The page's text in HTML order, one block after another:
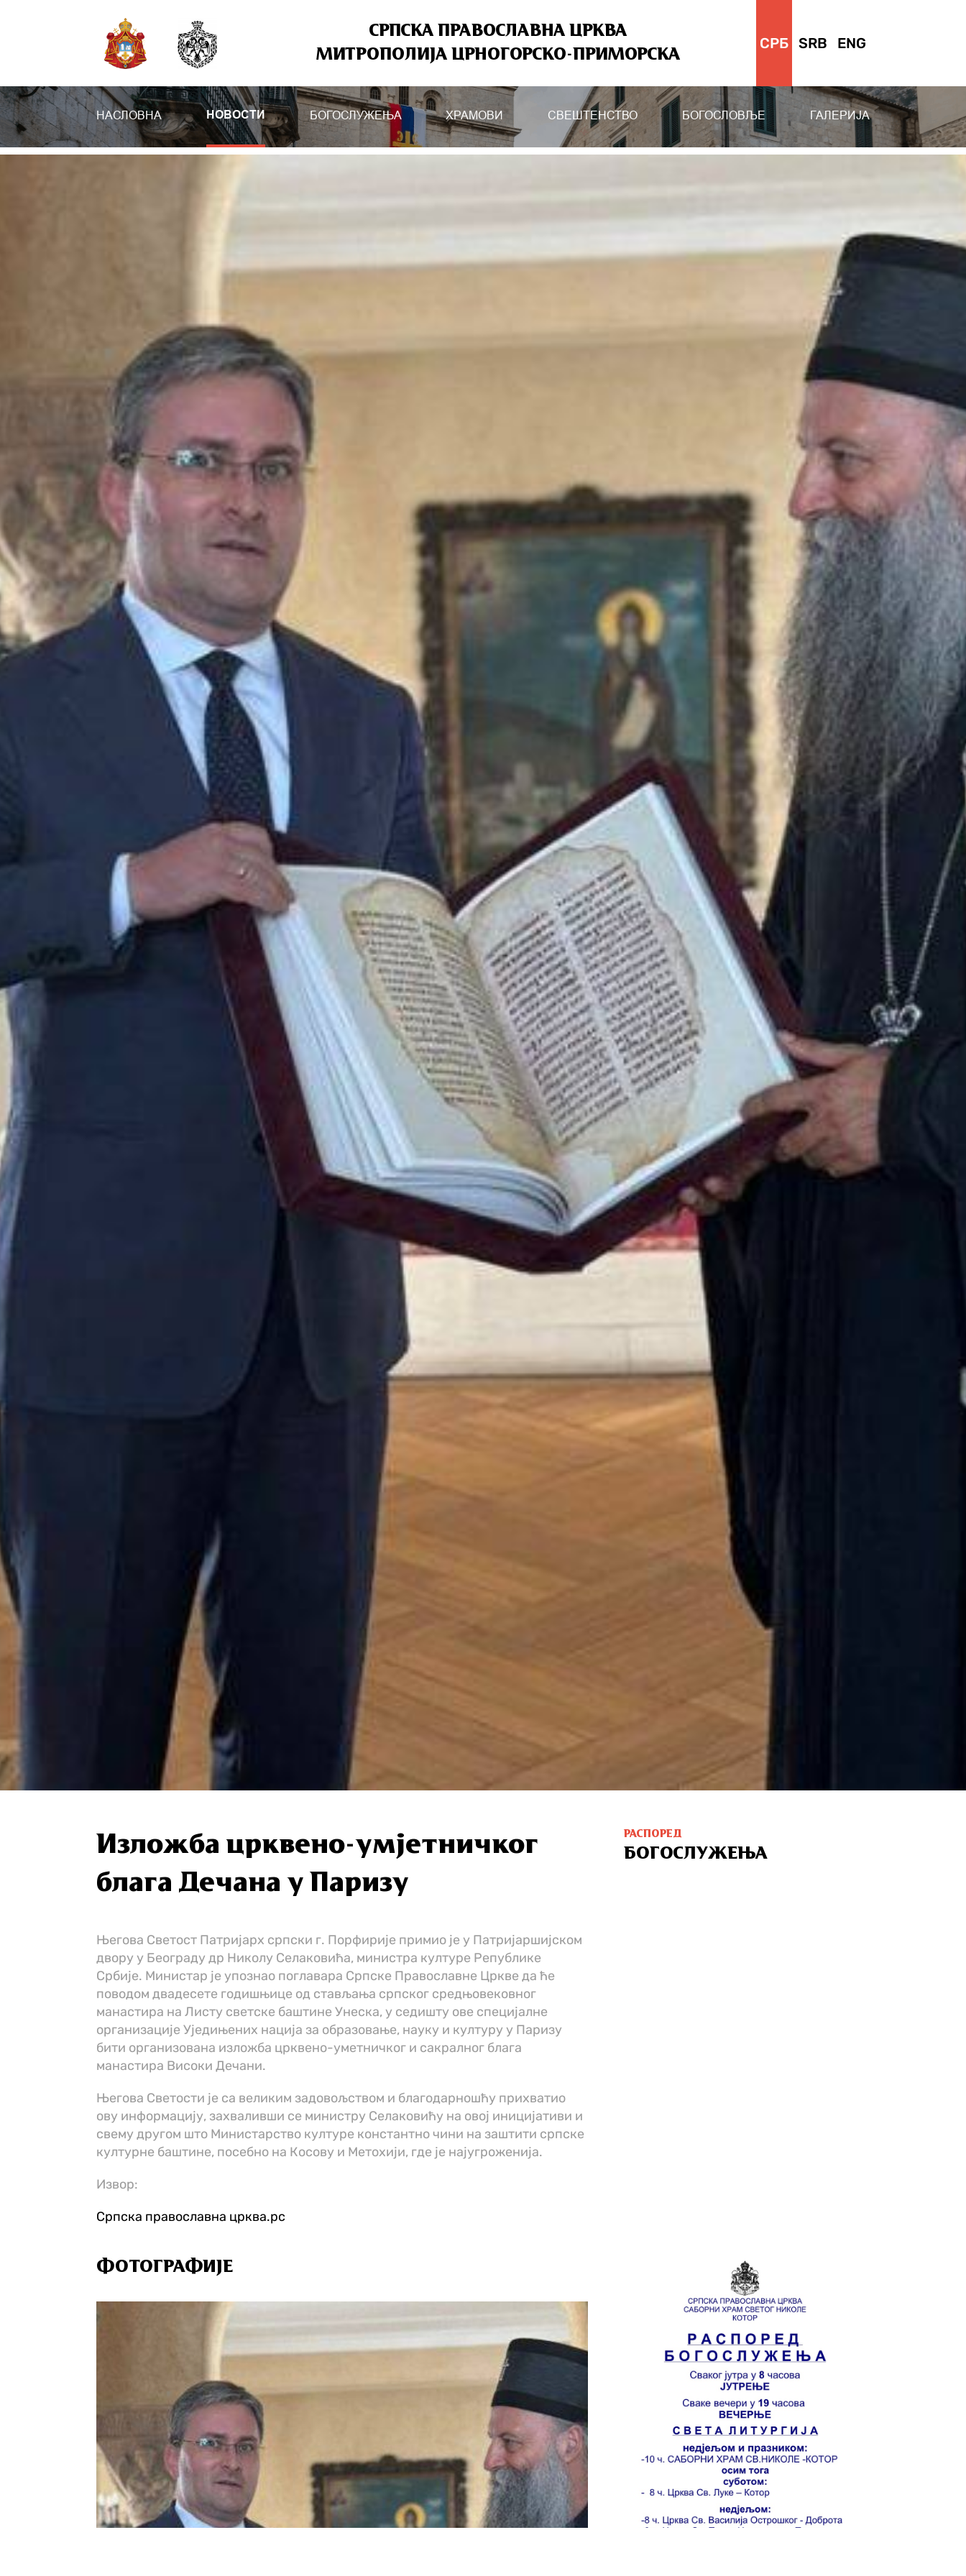
СРПСКА ПРАВОСЛАВНА ЦРКВА
МИТРОПОЛИЈА ЦРНОГОРСКО-ПРИМОРСКА
СРБ SRB ENG
НАСЛОВНА НОВОСТИ БОГОСЛУЖЕЊА ХРАМОВИ СВЕШТЕНСТВО БОГОСЛОВЉЕ ГАЛЕРИЈА
Изложба црквено-умјетничког
блага Дечана у Паризу
Његова Светост Патријарх српски г. Порфирије примио је у Патријаршијском
двору у Београду др Николу Селаковића, министра културе Републике
Србије. Министар је упознао поглавара Српске Православне Цркве да ће
поводом двадесете годишњице од стављања српског средњовековног
манастира на Листу светске баштине Унеска, у седишту ове специјалне
организације Уједињених нација за образовање, науку и културу у Паризу
бити организована изложба црквено-уметничког и сакралног блага
манастира Високи Дечани.
Његова Светости је са великим задовољством и благодарношћу прихватио
ову информацију, захваливши се министру Селаковићу на овој иницијативи и
свему другом што Министарство културе константно чини на заштити српске
културне баштине, посебно на Косову и Метохији, где је најугроженија.
Извор:
Српска православна црква.рс
ФОТОГРАФИЈЕ
РАСПОРЕД
БОГОСЛУЖЕЊА